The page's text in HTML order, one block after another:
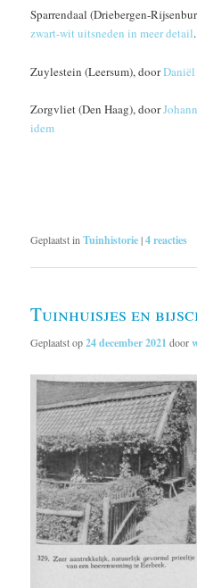
Sparrendaal (Driebergen-
zwart-wit uitsneden in meer detail.
Zuylestein (Leersum), doorDaniël
Zorgvliet (Den Haag), door
idem
Geplaatst in Tuinhistorie|4reacties
Tuinhuisjes en
Geplaatst op24 december 2021 door